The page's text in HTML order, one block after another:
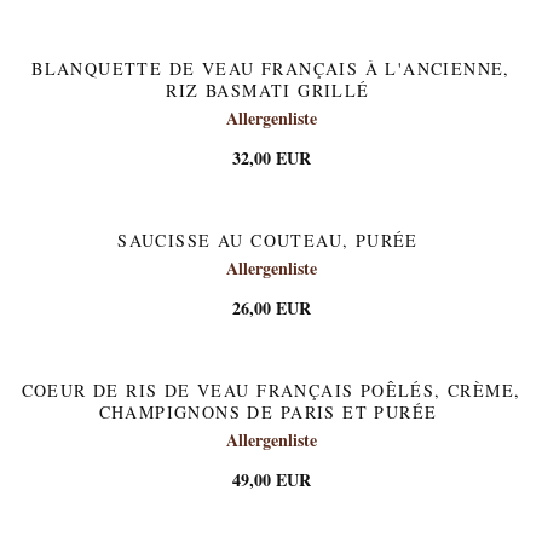
BLANQUETTE DE VEAU FRANÇAIS À L'ANCIENNE,
RIZ BASMATI GRILLÉ
Allergenliste
32,00 EUR
SAUCISSE AU COUTEAU, PURÉE
Allergenliste
26,00 EUR
COEUR DE RIS DE VEAU FRANÇAIS POÊLÉS, CRÈME,
CHAMPIGNONS DE PARIS ET PURÉE
Allergenliste
49,00 EUR